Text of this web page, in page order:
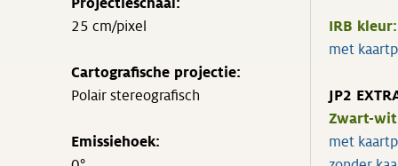
Projectieschaal:
25 cm/pixel
Cartografische projectie:
Polair stereografisch
Emissiehoek:
IRB kleur:
met
JP2
Zwart-
met